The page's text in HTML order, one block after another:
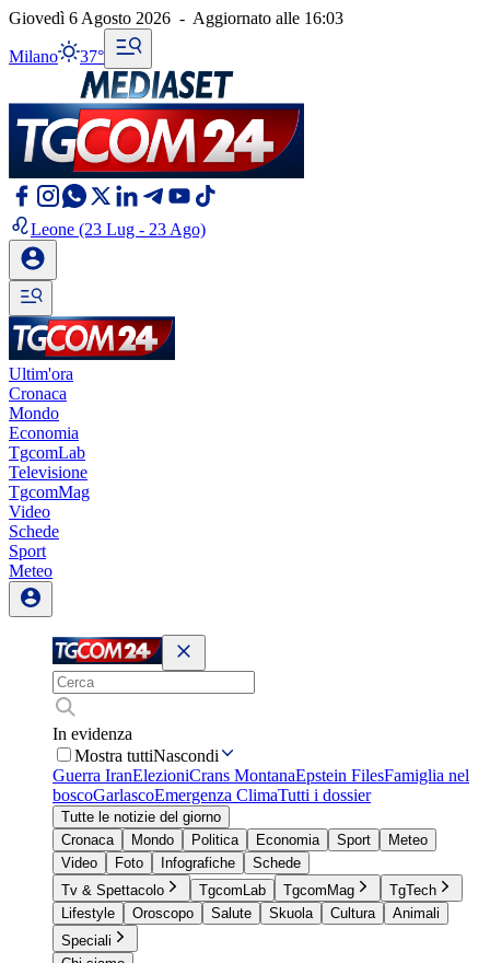
Giovedì 6 Agosto 2026 - Aggiornato alle 16:03
Milano 37°
Leone (23 Lug - 23 Ago)
Ultim'ora
Cronaca
Mondo
Economia
TgcomLab
Televisione
TgcomMag
Video
Schede
Sport
Meteo
In evidenza
Mostra tuttiNascondi
Guerra IranElezioniCrans MontanaEpstein FilesFamiglia nel
boscoGarlascoEmergenza ClimaTutti i dossier
Tutte le notizie del giorno
Cronaca
Mondo Politica Economia Sport
Meteo
Video
Foto Infografiche
Schede
Tv & Spettacolo
TgcomLab TgcomMag
TgTech
Lifestyle
Oroscopo Salute Skuola Cultura
Animali
Speciali